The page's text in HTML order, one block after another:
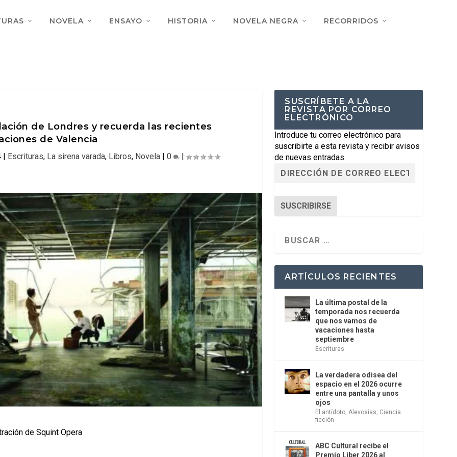
NOVELA ENSAYO HISTORIA NOVELA NEGRA RECORRIDOS
de Londres y recuerda las recientes
de Valencia
| Escrituras, La sirena varada, Libros, Novela |0 |
de Squint Opera
SUSCRÍBETE A LA
REVISTA POR CORREO
ELECTRÓNICO
Introduce tu correo electrónico para
suscribirte a esta revista y recibir avisos
de nuevas entradas.
SUSCRIBIRSE
ARTÍCULOS RECIENTES
La última postal de la
temporada nos recuerda
que nos vamos de
vacaciones hasta
septiembre
Escrituras
La verdadera odisea del
espacio en el 2026 ocurre
entre una pantalla y unos
ojos
El antídoto,Alevosías, Ciencia
ficción
ABC Cultural recibe el
Premio Liber 2026 al